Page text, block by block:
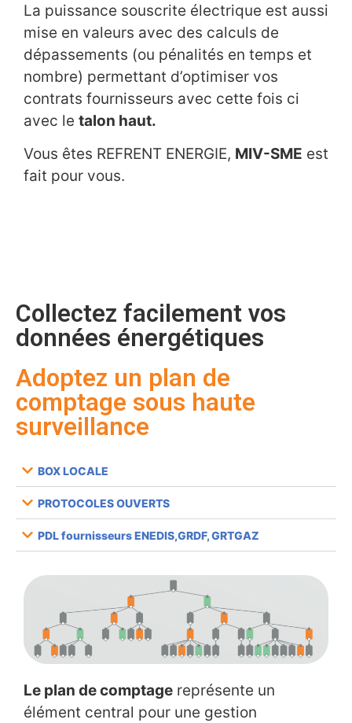
La puissance souscrite électrique est aussi
mise en valeurs avec des calculs de
dépassements (ou pénalités en temps et
nombre) permettant d’optimiser vos
contrats fournisseurs avec cette fois ci
avec le talon haut.
Vous êtes REFRENT ENERGIE, MIV-SME est
fait pour vous.
Collectez facilement vos
données énergétiques
Adoptez un plan de
comptage sous haute
surveillance
BOX LOCALE
PROTOCOLES OUVERTS
PDL fournisseurs ENEDIS,GRDF, GRTGAZ
Le plan de comptage représente un
élément central pour une gestion